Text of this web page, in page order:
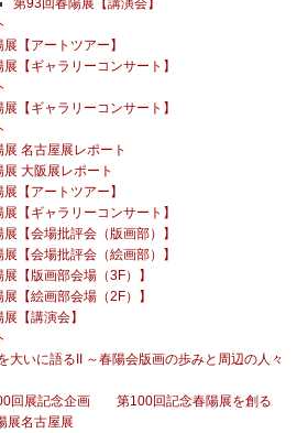
第93回春陽展【講演会】
【アートツアー】
【ギャラリーコンサート】
【ギャラリーコンサート】
名古屋展レポート
大阪展レポート
【アートツアー】
【ギャラリーコンサート】
【会場批評会（版画部）】
【会場批評会（絵画部）】
【版画部会場（3F）】
【絵画部会場（2F）】
【講演会】
大いに語るII ～春陽会版画の歩みと周辺の人々
回展記念企画 第100回記念春陽展を創る
展名古屋展